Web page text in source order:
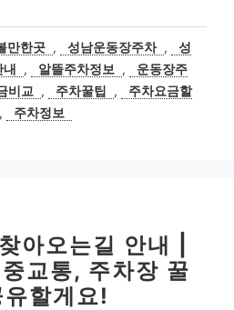
만한곳 , 성남운동장주차 ,
성
, 알뜰주차정보 ,
운동장주
비교 , 주차꿀팁 ,
주차요금할
, 주차정보
아오는길 안내 |
교통, 주차장 꿀
유할게요!